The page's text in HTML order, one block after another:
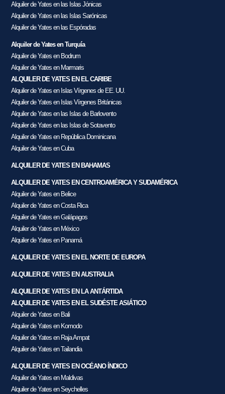
Alquiler de Yates en las Islas Jónicas
Alquiler de Yates en las Islas Sarónicas
Alquiler de Yates en las Espóradas
Alquiler de Yates en Turquía
Alquiler de Yates en Bodrum
Alquiler de Yates en Marmaris
ALQUILER DE YATES EN EL CARIBE
Alquiler de Yates en Islas Vírgenes de EE. UU.
Alquiler de Yates en Islas Vírgenes Británicas
Alquiler de Yates en las Islas de Barlovento
Alquiler de Yates en las Islas de Sotavento
Alquiler de Yates en República Dominicana
Alquiler de Yates en Cuba
ALQUILER DE YATES EN BAHAMAS
ALQUILER DE YATES EN CENTROAMÉRICA Y SUDAMÉRICA
Alquiler de Yates en Belice
Alquiler de Yates en Costa Rica
Alquiler de Yates en Galápagos
Alquiler de Yates en México
Alquiler de Yates en Panamá
ALQUILER DE YATES EN EL NORTE DE EUROPA
ALQUILER DE YATES EN AUSTRALIA
ALQUILER DE YATES EN LA ANTÁRTIDA
ALQUILER DE YATES EN EL SUDÉSTE ASIÁTICO
Alquiler de Yates en Bali
Alquiler de Yates en Komodo
Alquiler de Yates en Raja Ampat
Alquiler de Yates en Tailandia
ALQUILER DE YATES EN OCÉANO ÍNDICO
Alquiler de Yates en Maldivas
Alquiler de Yates en Seychelles